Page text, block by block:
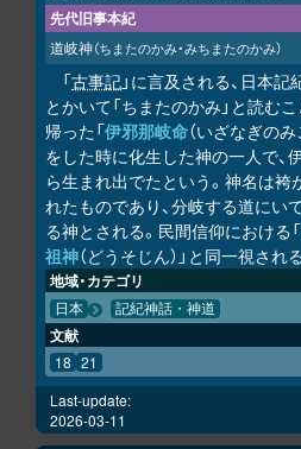
先代旧事本紀
道岐神（ちまたのかみ・みちまたのかみ）
「古事記」に言及される、日本記
とかいて「ちまたのかみ」と読む
帰った「伊邪那岐命（いざなぎの
をした時に化生した神の一人で、
ら生まれ出でたという。神名は
れたものであり、分岐する道にい
る神とされる。民間信仰における「
祖神（どうそじん）」と同一視される
地域・カテゴリ
日本 記紀神話・神道
文献
18 21
Last-update:
2026-03-11